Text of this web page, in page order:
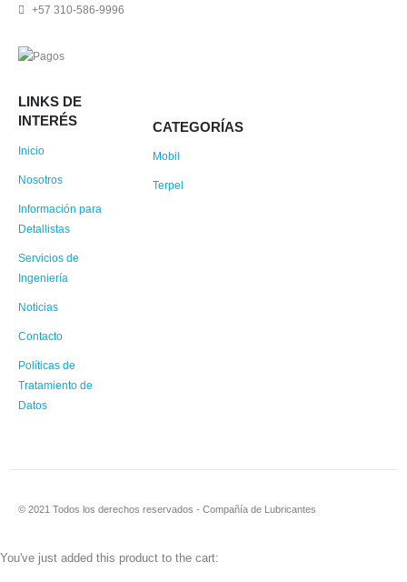
+57 310-586-9996
LINKS DE
INTERÉS
Inicio
Nosotros
Información para
Detallistas
Servicios de
Ingeniería
Noticias
Contacto
Políticas de
Tratamiento de
Datos
CATEGORÍAS
Mobil
Terpel
© 2021 Todos los derechos reservados - Compañía de Lubricantes
You've just added this product to the cart: